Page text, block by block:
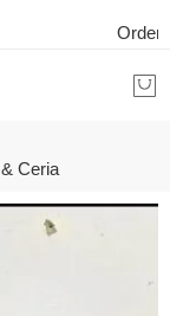
Order 24
Ceria